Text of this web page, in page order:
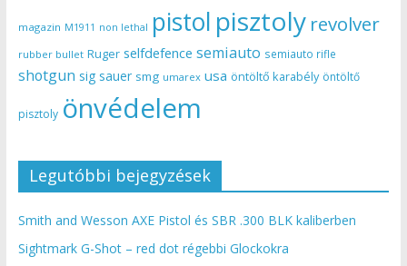
magazin M1911 non lethal pistol pisztoly revolver
rubber bullet Ruger selfdefence semiauto semiauto rifle
shotgun sig sauer smg umarex usa öntöltő karabély öntöltő
pisztoly önvédelem
Legutóbbi bejegyzések
Smith and Wesson AXE Pistol és SBR .300 BLK kaliberben
Sightmark G-Shot – red dot régebbi Glockokra